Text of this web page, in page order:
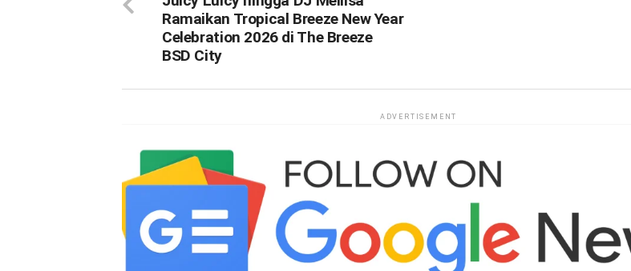
Ramaikan Tropical Breeze New Year
Celebration 2026 di The Breeze
BSD City
ADVERTISEMENT